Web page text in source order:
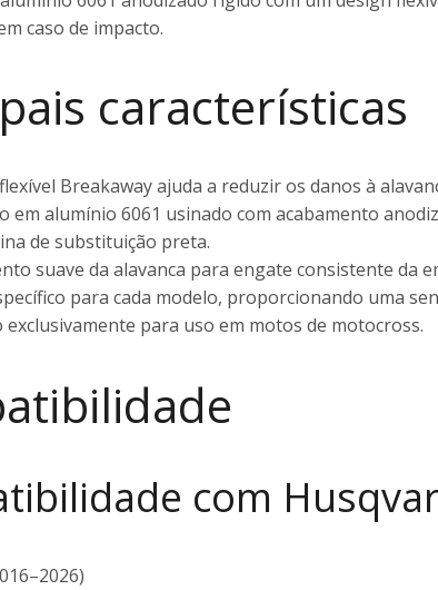
caso de impacto.
características
Breakaway ajuda a reduzir os danos à
em alumínio 6061 usinado com acabamento
de substituição preta.
suave da alavanca para engate consistente da
para cada modelo, proporcionando uma
exclusivamente para uso em motos de motocross.
com